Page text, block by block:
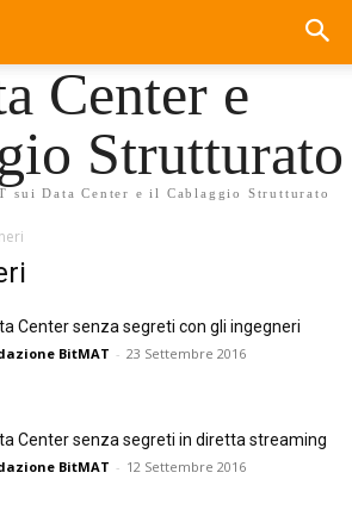
Center e
Strutturato
sui Data Center e il Cablaggio Strutturato
Center senza segreti con gli ingegneri
BitMAT - 23 Settembre 2016
Center senza segreti in diretta streaming
BitMAT - 12 Settembre 2016